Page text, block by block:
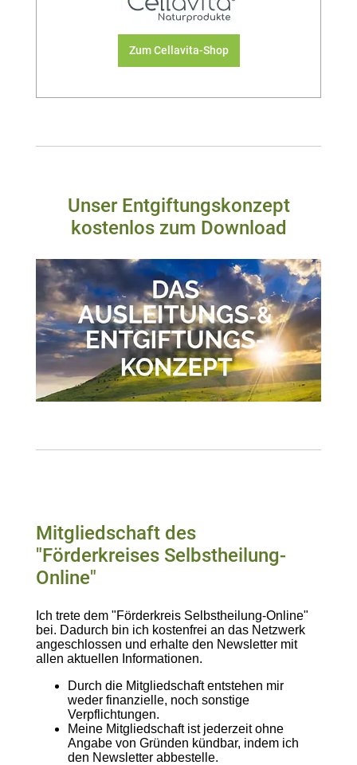
Zum Cellavita-Shop
Unser Entgiftungskonzept
kostenlos zum Download
Mitgliedschaft des
"Förderkreises Selbstheilung-
Online"
Ich trete dem "Förderkreis Selbstheilung-Online"
bei. Dadurch bin ich kostenfrei an das Netzwerk
angeschlossen und erhalte den Newsletter mit
allen aktuellen Informationen.
Durch die Mitgliedschaft entstehen mir
weder finanzielle, noch sonstige
Verpflichtungen.
Meine Mitgliedschaft ist jederzeit ohne
Angabe von Gründen kündbar, indem ich
den Newsletter abbestelle.